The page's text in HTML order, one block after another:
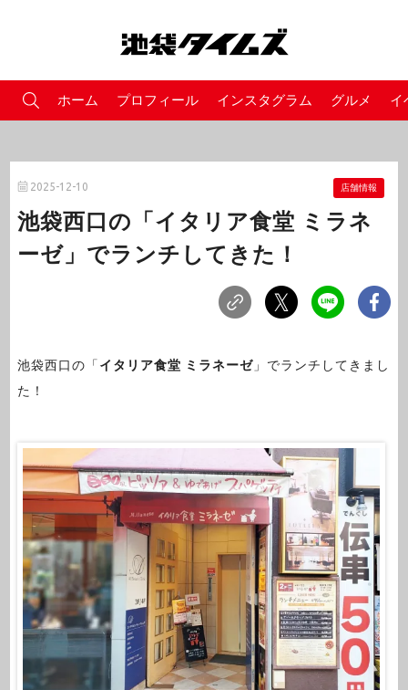
ホーム プロフィール インスタグラム グルメ イ
2025-12-10 店舗情報
池袋西口の「イタリア食堂 ミラネ
ーゼ」でランチしてきた！
池袋西口の「 イタリア食堂 ミラネーゼ」でランチしてきまし
た！